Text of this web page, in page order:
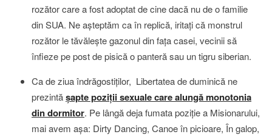
rozător care a fost adoptat de cine dacă nu de o familie
din SUA. Ne aşteptăm ca în replică, iritaţi că monstrul
rozător le tăvăleşte gazonul din faţa casei, vecinii să
înfieze pe post de pisică o panteră sau un tigru siberian.
Ca de ziua îndrăgostiţilor, Libertatea de duminică ne
prezintăşapte poziţii sexuale care alungă monotonia
din dormitor. Pe lângă deja fumata poziţie a Misionarului,
mai avem aşa: Dirty Dancing, Canoe în picioare, În galop,